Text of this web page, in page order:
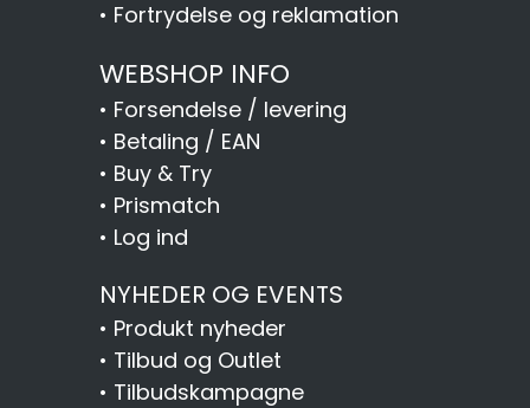
• Fortrydelse og reklamation
WEBSHOP INFO
• Forsendelse / levering
• Betaling / EAN
• Buy & Try
• Prismatch
• Log ind
NYHEDER OG EVENTS
• Produkt nyheder
• Tilbud og Outlet
• Tilbudskampagne